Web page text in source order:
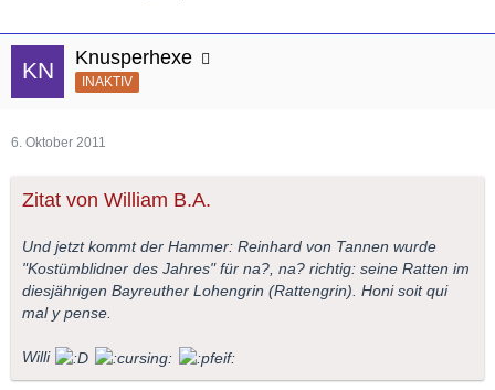
Knusperhexe
INAKTIV
6. Oktober 2011
Zitat von William B.A.
Und jetzt kommt der Hammer: Reinhard von Tannen wurde
"Kostümblidner des Jahres" für na?, na? richtig: seine Ratten im
diesjährigen Bayreuther Lohengrin (Rattengrin). Honi soit qui
mal y pense.
Willi